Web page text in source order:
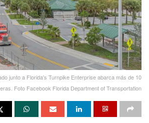
junto a Florida's Turnpike Enterprise abarca más de 10
Foto Facebook Florida Department of Transportation